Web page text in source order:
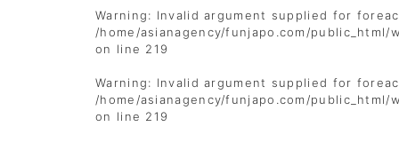
Warning: Invalid argument supplied for
/home/asianagency/funjapo.com/
on line 219
Warning: Invalid argument supplied for
/home/asianagency/funjapo.com/
on line 219